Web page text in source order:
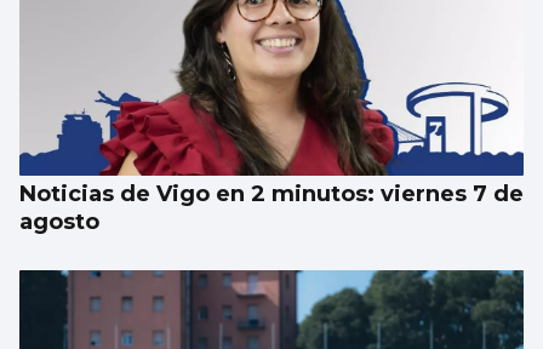
Deporte a ritmo de zumba
Noticias de Vigo en 2 minutos: viernes 7 de
agosto